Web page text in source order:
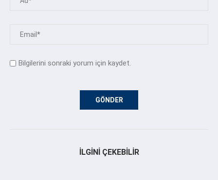
Bilgilerini sonraki yorum için kaydet.
İLGINI ÇEKEBILIR